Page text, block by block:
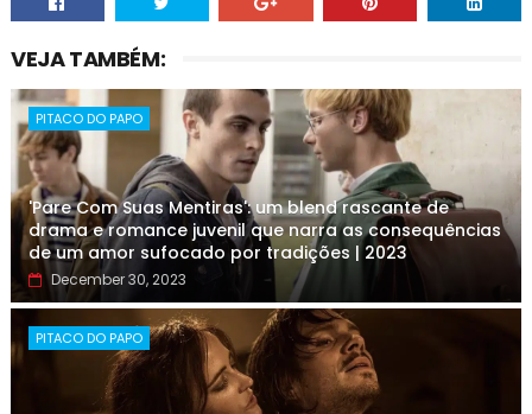
VEJA TAMBÉM:
PITACO DO PAPO
'Pare Com Suas Mentiras': um blend rascante de
drama e romance juvenil que narra as consequências
de um amor sufocado por tradições | 2023
December 30, 2023
PITACO DO PAPO